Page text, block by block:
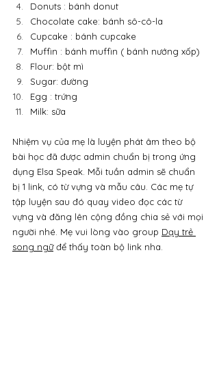
Donuts : bánh donut
Chocolate cake: bánh sô-cô-la
Cupcake : bánh cupcake
Muffin : bánh muffin ( bánh nướng xốp)
Flour: bột mì
Sugar: đường
Egg : trứng
Milk: sữa
Nhiệm vụ của mẹ là luyện phát âm theo bộ
bài học đã được admin chuẩn bị trong ứng
dụng Elsa Speak. Mỗi tuần admin sẽ chuẩn
bị 1 link, có từ vựng và mẫu câu. Các mẹ tự
tập luyện sau đó quay video đọc các từ
vựng và đăng lên cộng đồng chia sẻ với mọi
người nhé. Mẹ vui lòng vào group Dạy trẻ
song ngữ để thấy toàn bộ link nha.